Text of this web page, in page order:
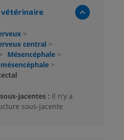
vétérinaire
>
central >
> Mésencéphale >
>
jacentes : Il n'y a
sous-jacente